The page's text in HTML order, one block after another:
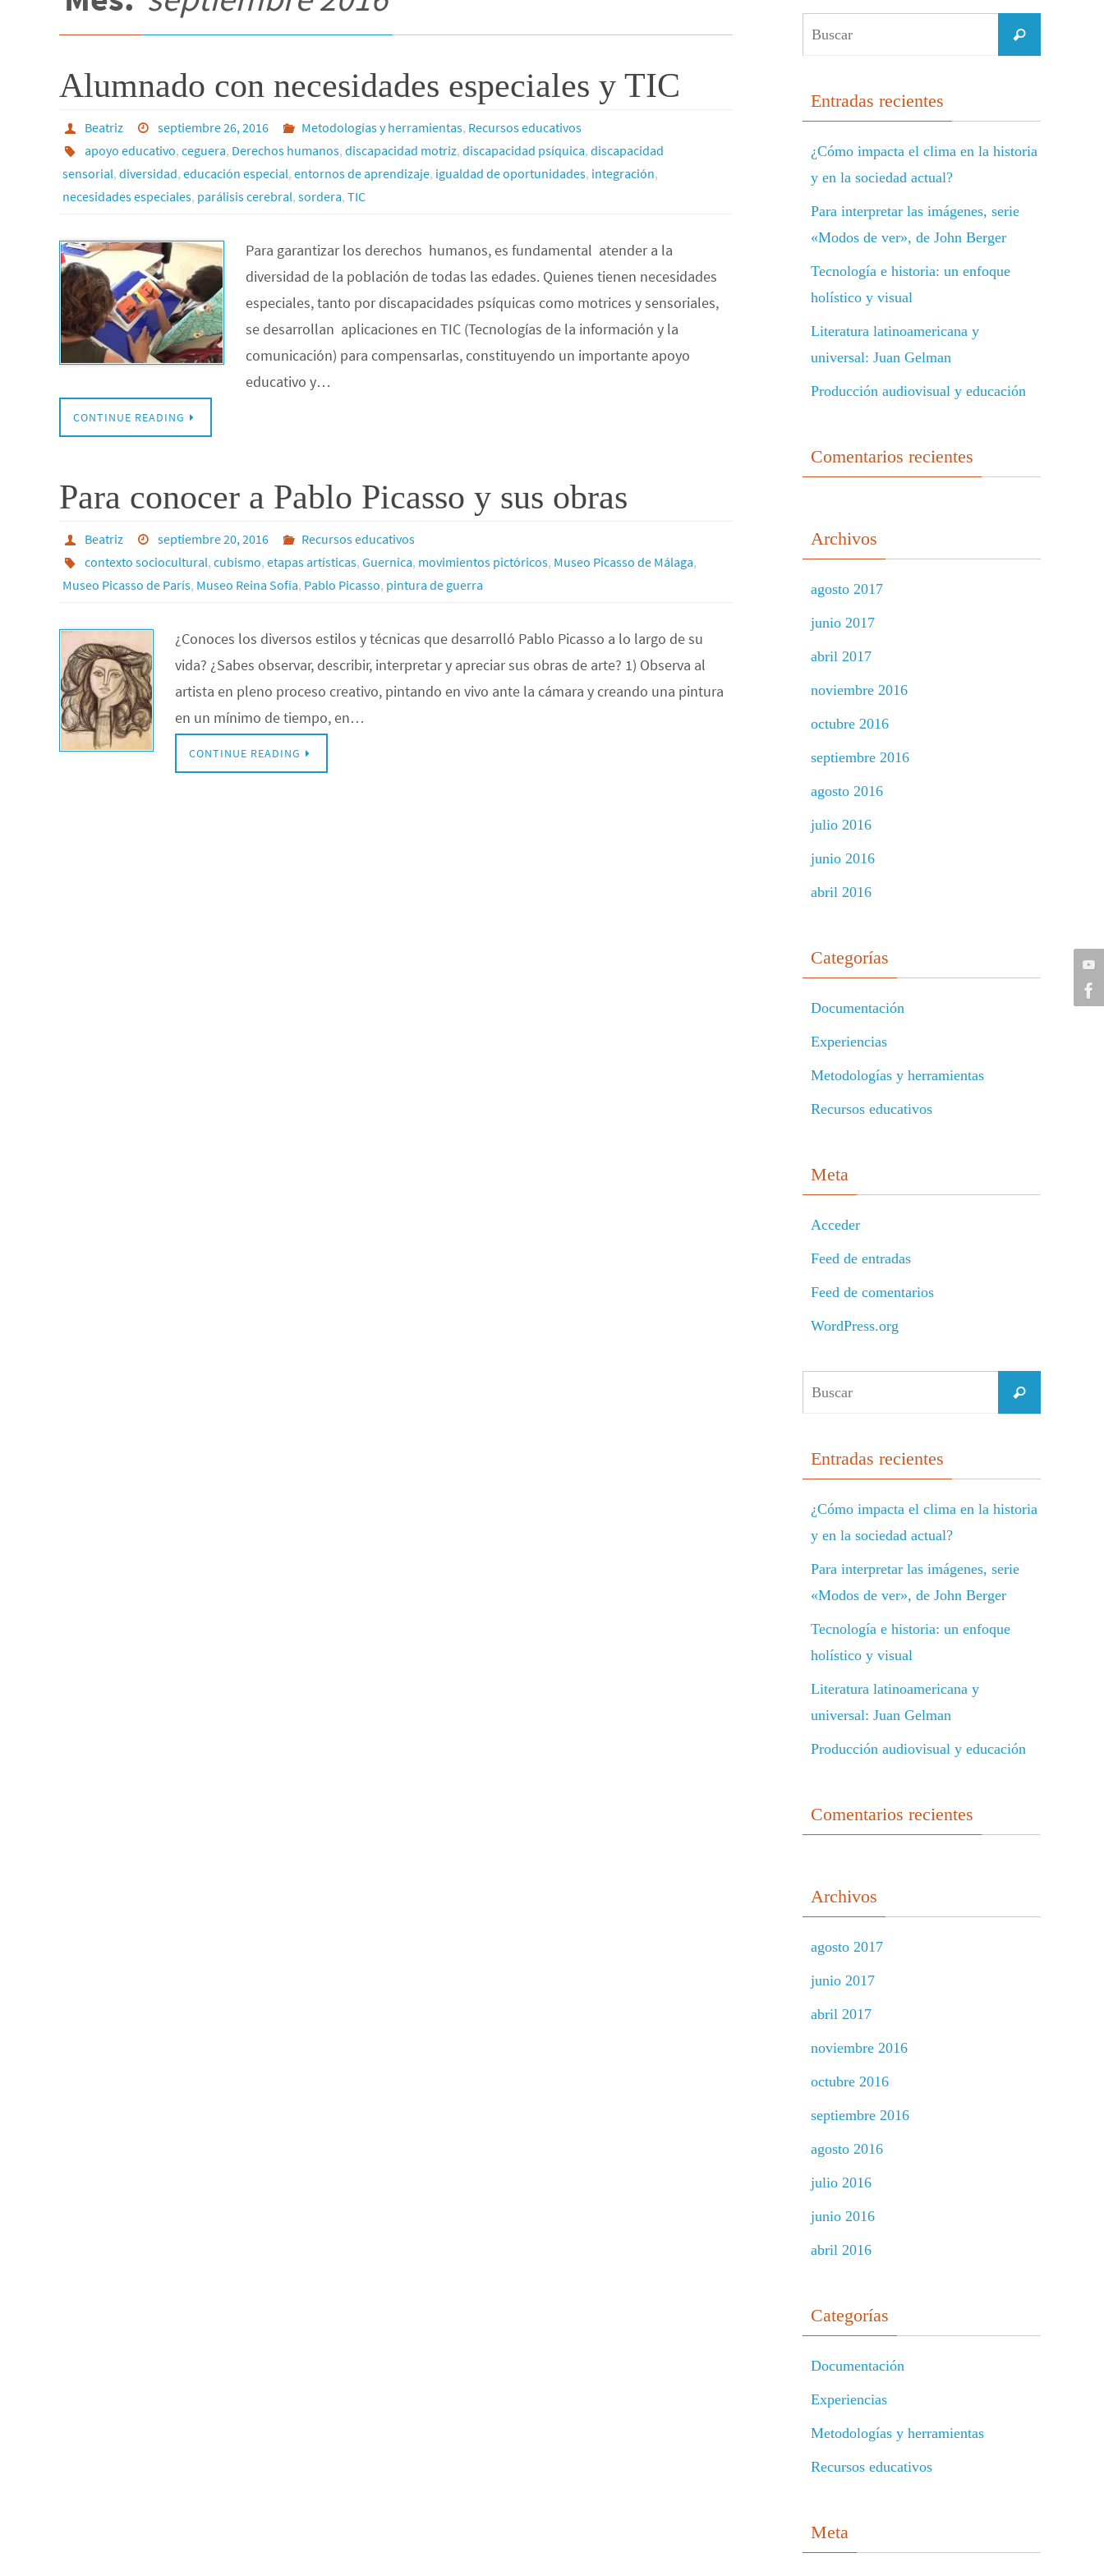
Alumnado con necesidades especiales y TIC
Beatriz septiembre 26, 2016 Metodologías y herramientas, Recursos educativos
apoyo educativo, ceguera, Derechos humanos, discapacidad motriz, discapacidad psíquica, discapacidad
sensorial, diversidad, educación especial, entornos de aprendizaje, igualdad de oportunidades, integración,
necesidades especiales, parálisis cerebral, sordera, TIC
Para garantizar los derechos humanos, es fundamental atender a la
diversidad de la población de todas las edades. Quienes tienen necesidades
especiales, tanto por discapacidades psíquicas como motrices y sensoriales,
se desarrollan aplicaciones en TIC (Tecnologías de la información y la
comunicación) para compensarlas, constituyendo un importante apoyo
educativo y…
CONTINUE READING
Para conocer a Pablo Picasso y sus obras
Beatriz septiembre 20, 2016
Recursos educativos
contexto sociocultural, cubismo, etapas artísticas, Guernica, movimientos pictóricos, Museo Picasso de Málaga,
Museo Picasso de París, Museo Reina Sofía, Pablo Picasso, pintura de guerra
¿Conoces los diversos estilos y técnicas que desarrolló Pablo Picasso a lo largo de su
vida? ¿Sabes observar, describir, interpretar y apreciar sus obras de arte? 1) Observa al
artista en pleno proceso creativo, pintando en vivo ante la cámara y creando una pintura
en un mínimo de tiempo, en…
CONTINUE READING
Buscar
Entradas recientes
¿Cómo impacta el clima en la historia
y en la sociedad actual?
Para interpretar las imágenes, serie
«Modos de ver», de John Berger
Tecnología e historia: un enfoque
holístico y visual
Literatura latinoamericana y
universal: Juan Gelman
Producción audiovisual y educación
Comentarios recientes
Archivos
agosto 2017
junio 2017
abril 2017
noviembre 2016
octubre 2016
septiembre 2016
agosto 2016
julio 2016
junio 2016
abril 2016
Categorías
Documentación
Experiencias
Metodologías y herramientas
Recursos educativos
Meta
Acceder
Feed de entradas
Feed de comentarios
WordPress.org
Buscar
Entradas recientes
¿Cómo impacta el clima en la historia
y en la sociedad actual?
Para interpretar las imágenes, serie
«Modos de ver», de John Berger
Tecnología e historia: un enfoque
holístico y visual
Literatura latinoamericana y
universal: Juan Gelman
Producción audiovisual y educación
Comentarios recientes
Archivos
agosto 2017
junio 2017
abril 2017
noviembre 2016
octubre 2016
septiembre 2016
agosto 2016
julio 2016
junio 2016
abril 2016
Categorías
Documentación
Experiencias
Metodologías y herramientas
Recursos educativos
Meta